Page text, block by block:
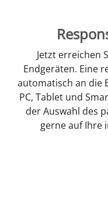
Jetzt erreichen
Endgeräten. Eine
automatisch an die
PC, Tablet und
der Auswahl des
gerne auf Ihre